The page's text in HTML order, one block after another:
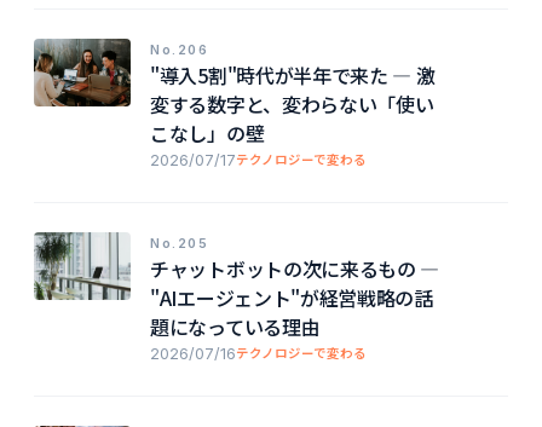
No.206
"導入5割"時代が半年で来た ― 激
変する数字と、変わらない「使い
こなし」の壁
2026/07/17テクノロジーで変わる
No.205
チャットボットの次に来るもの ―
"AIエージェント"が経営戦略の話
題になっている理由
2026/07/16テクノロジーで変わる